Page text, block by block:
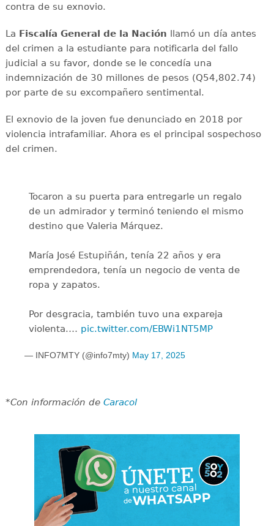
contra de su exnovio.
La Fiscalía General de la Nación llamó un día antes
del crimen a la estudiante para notificarla del fallo
judicial a su favor, donde se le concedía una
indemnización de 30 millones de pesos (Q54,802.74)
por parte de su excompañero sentimental.
El exnovio de la joven fue denunciado en 2018 por
violencia intrafamiliar. Ahora es el principal sospechoso
del crimen.
Tocaron a su puerta para entregarle un regalo
de un admirador y terminó teniendo el mismo
destino que Valeria Márquez.
María José Estupiñán, tenía 22 años y era
emprendedora, tenía un negocio de venta de
ropa y zapatos.
Por desgracia, también tuvo una expareja
violenta.… pic.twitter.com/EBWi1NT5MP
— INFO7MTY (@info7mty) May 17, 2025
*Con información de Caracol